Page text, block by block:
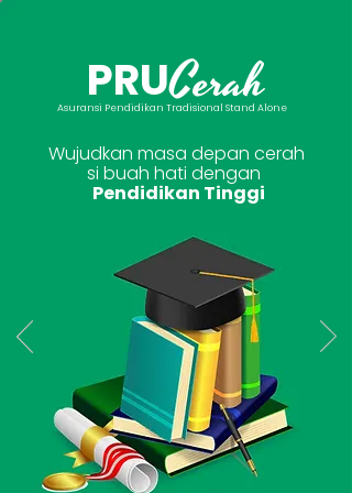
PRUCerah
Asuransi Pendidikan Tradisional Stand Alone
Wujudkan masa depan cerah
si buah hati dengan
Pendidikan Tinggi